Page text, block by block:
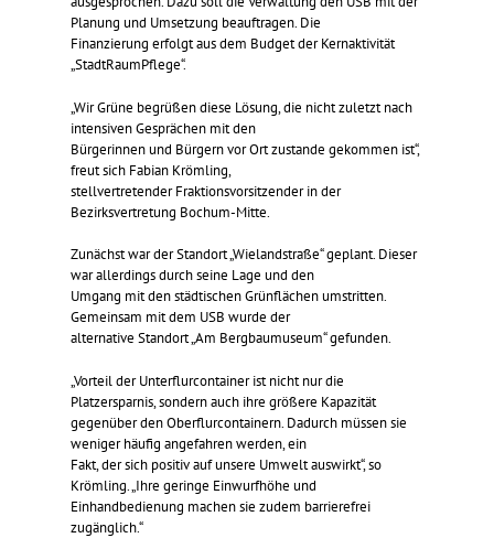
Planung und Umsetzung beauftragen. Die
Finanzierung erfolgt aus dem Budget der Kernaktivität
„StadtRaumPflege“.
„Wir Grüne begrüßen diese Lösung, die nicht zuletzt nach
intensiven Gesprächen mit den
Bürgerinnen und Bürgern vor Ort zustande gekommen ist“,
freut sich Fabian Krömling,
stellvertretender Fraktionsvorsitzender in der
Bezirksvertretung Bochum-Mitte.
Zunächst war der Standort „Wielandstraße“ geplant. Dieser
war allerdings durch seine Lage und den
Umgang mit den städtischen Grünflächen umstritten.
Gemeinsam mit dem USB wurde der
alternative Standort „Am Bergbaumuseum“ gefunden.
„Vorteil der Unterflurcontainer ist nicht nur die
Platzersparnis, sondern auch ihre größere Kapazität
gegenüber den Oberflurcontainern. Dadurch müssen sie
weniger häufig angefahren werden, ein
Fakt, der sich positiv auf unsere Umwelt auswirkt“, so
Krömling. „Ihre geringe Einwurfhöhe und
Einhandbedienung machen sie zudem barrierefrei
zugänglich.“